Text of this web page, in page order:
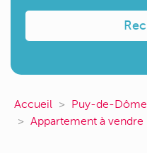
Accueil Puy-de-Dôme
Appartement à vendre